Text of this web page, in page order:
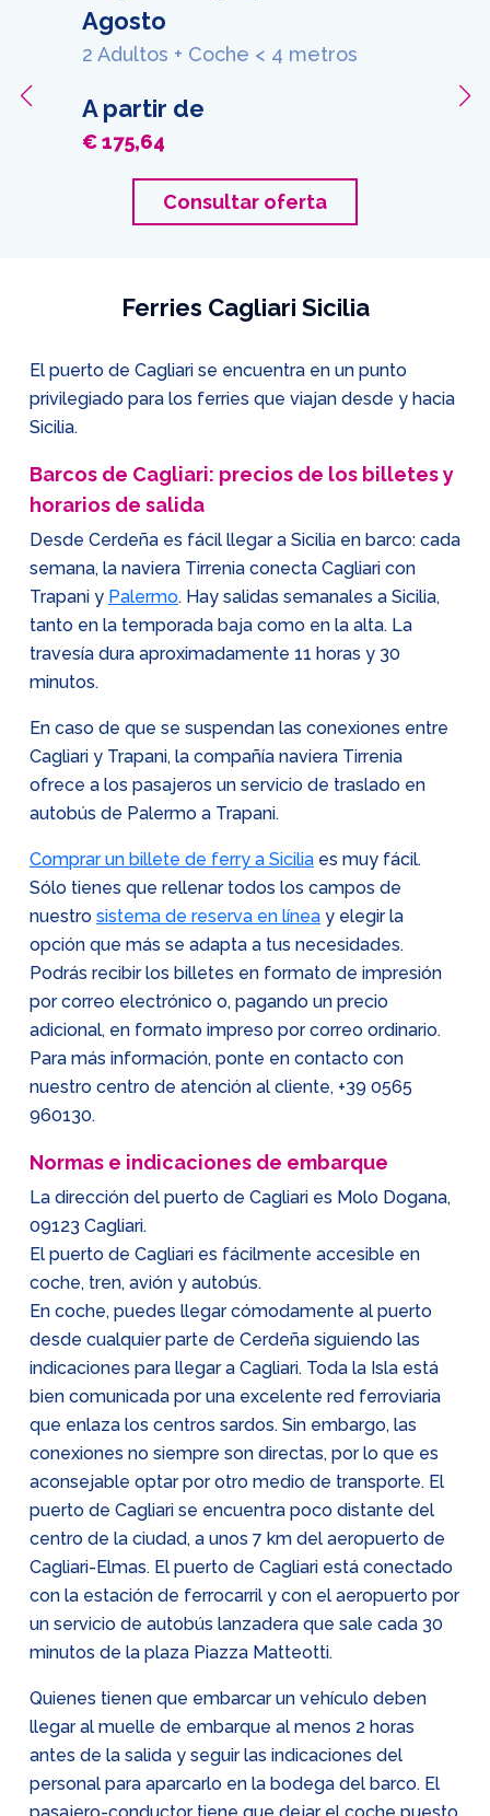
Agosto
2 Adultos + Coche < 4 metros
A partir de
€ 175,64
Consultar oferta
Ferries Cagliari Sicilia
El puerto de Cagliari se encuentra en un punto
privilegiado para los ferries que viajan desde y hacia
Sicilia.
Barcos de Cagliari: precios de los billetes y
horarios de salida
Desde Cerdeña es fácil llegar a Sicilia en barco: cada
semana, la naviera Tirrenia conecta Cagliari con
Trapani y Palermo. Hay salidas semanales a Sicilia,
tanto en la temporada baja como en la alta. La
travesía dura aproximadamente 11 horas y 30
minutos.
En caso de que se suspendan las conexiones entre
Cagliari y Trapani, la compañía naviera Tirrenia
ofrece a los pasajeros un servicio de traslado en
autobús de Palermo a Trapani.
Comprar un billete de ferry a Sicilia es muy fácil.
Sólo tienes que rellenar todos los campos de
nuestro sistema de reserva en línea y elegir la
opción que más se adapta a tus necesidades.
Podrás recibir los billetes en formato de impresión
por correo electrónico o, pagando un precio
adicional, en formato impreso por correo ordinario.
Para más información, ponte en contacto con
nuestro centro de atención al cliente, +39 0565
960130.
Normas e indicaciones de embarque
La dirección del puerto de Cagliari es Molo Dogana,
09123 Cagliari.
El puerto de Cagliari es fácilmente accesible en
coche, tren, avión y autobús.
En coche, puedes llegar cómodamente al puerto
desde cualquier parte de Cerdeña siguiendo las
indicaciones para llegar a Cagliari. Toda la Isla está
bien comunicada por una excelente red ferroviaria
que enlaza los centros sardos. Sin embargo, las
conexiones no siempre son directas, por lo que es
aconsejable optar por otro medio de transporte. El
puerto de Cagliari se encuentra poco distante del
centro de la ciudad, a unos 7 km del aeropuerto de
Cagliari-Elmas. El puerto de Cagliari está conectado
con la estación de ferrocarril y con el aeropuerto por
un servicio de autobús lanzadera que sale cada 30
minutos de la plaza Piazza Matteotti.
Quienes tienen que embarcar un vehículo deben
llegar al muelle de embarque al menos 2 horas
antes de la salida y seguir las indicaciones del
personal para aparcarlo en la bodega del barco. El